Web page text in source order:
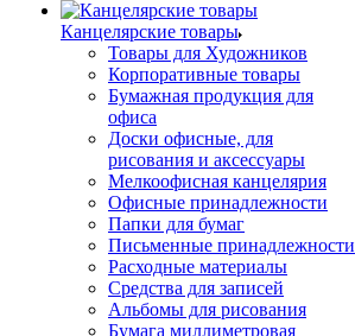
Канцелярские товары
Товары для Художников
Корпоративные товары
Бумажная продукция для
офиса
Доски офисные, для
рисования и аксессуары
Мелкоофисная канцелярия
Офисные принадлежности
Папки для бумаг
Письменные принадлежности
Расходные материалы
Средства для записей
Альбомы для рисования
Бумага миллиметровая